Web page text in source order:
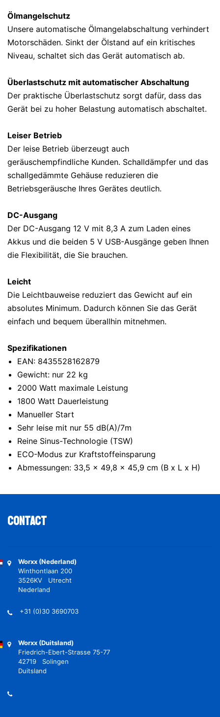
Ölmangelschutz
Unsere automatische Ölmangelabschaltung verhindert
Motorschäden. Sinkt der Ölstand auf ein kritisches
Niveau, schaltet sich das Gerät automatisch ab.
Überlastschutz mit automatischer Abschaltung
Der praktische Überlastschutz sorgt dafür, dass das
Gerät bei zu hoher Belastung automatisch abschaltet.
Leiser Betrieb
Der leise Betrieb überzeugt auch
geräuschempfindliche Kunden. Schalldämpfer und das
schallgedämmte Gehäuse reduzieren die
Betriebsgeräusche Ihres Gerätes deutlich.
DC-Ausgang
Der DC-Ausgang 12 V mit 8,3 A zum Laden eines
Akkus und die beiden 5 V USB-Ausgänge geben Ihnen
die Flexibilität, die Sie brauchen.
Leicht
Die Leichtbauweise reduziert das Gewicht auf ein
absolutes Minimum. Dadurch können Sie das Gerät
einfach und bequem überallhin mitnehmen.
Spezifikationen
EAN: 8435528162879
Gewicht: nur 22 kg
2000 Watt maximale Leistung
1800 Watt Dauerleistung
Manueller Start
Sehr leise mit nur 55 dB(A)/7m
Reine Sinus-Technologie (TSW)
ECO-Modus zur Kraftstoffeinsparung
Abmessungen: 33,5 x 49,8 x 45,9 cm (B x L x H)
Contact
Worxx (Nederland)
Winthontlaan 200
3526KV Utrecht
Nederland
+31 (0)30 3690703
Worxx (Duitsland)
Friedrich-Ebert-Strasse 75-77
42719 Solingen
Duitsland